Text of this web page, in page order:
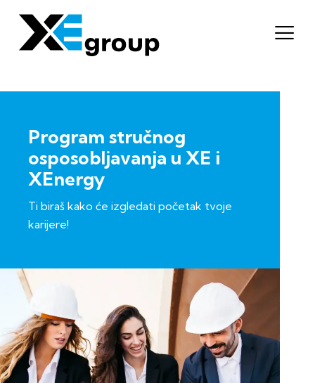
Program stručnog
osposobljavanja u XE i
XEnergy
Ti biraš kako će izgledati početak tvoje
karijere!